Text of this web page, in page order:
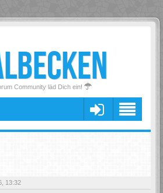
Community läd Dich ein!
13:32